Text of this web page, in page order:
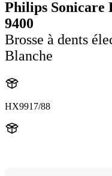
Philips Sonicare
9400
Brosse à dents
Blanche
HX9917/88